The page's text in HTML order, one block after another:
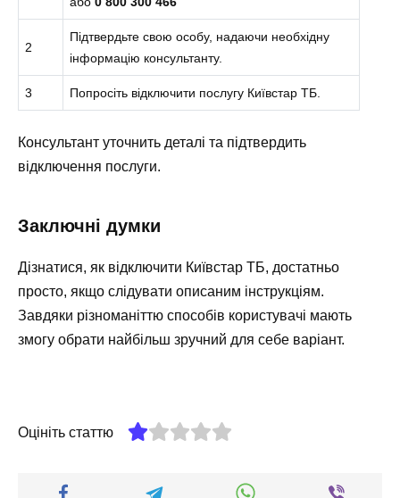
2
Підтвердьте свою особу, надаючи необхідну
інформацію консультанту.
3 Попросіть відключити послугу Київстар ТБ.
Консультант уточнить деталі та підтвердить
відключення послуги.
Заключні думки
Дізнатися, як відключити Київстар ТБ, достатньо
просто, якщо слідувати описаним інструкціям.
Завдяки різноманіттю способів користувачі мають
змогу обрати найбільш зручний для себе варіант.
Оцініть статтю